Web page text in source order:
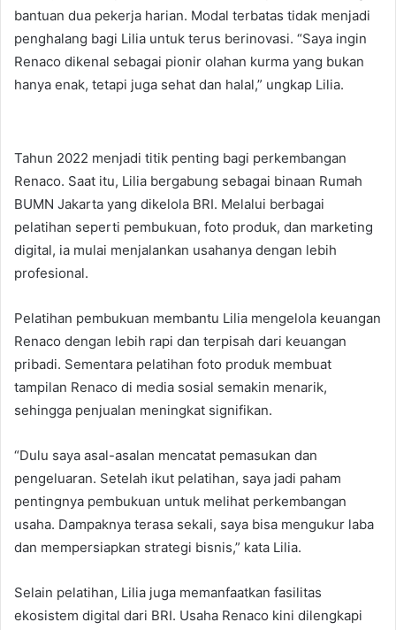
bantuan dua pekerja harian. Modal terbatas tidak menjadi
penghalang bagi Lilia untuk terus berinovasi. “Saya ingin
Renaco dikenal sebagai pionir olahan kurma yang bukan
hanya enak, tetapi juga sehat dan halal,” ungkap Lilia.
Tahun 2022 menjadi titik penting bagi perkembangan
Renaco. Saat itu, Lilia bergabung sebagai binaan Rumah
BUMN Jakarta yang dikelola BRI. Melalui berbagai
pelatihan seperti pembukuan, foto produk, dan marketing
digital, ia mulai menjalankan usahanya dengan lebih
profesional.
Pelatihan pembukuan membantu Lilia mengelola keuangan
Renaco dengan lebih rapi dan terpisah dari keuangan
pribadi. Sementara pelatihan foto produk membuat
tampilan Renaco di media sosial semakin menarik,
sehingga penjualan meningkat signifikan.
“Dulu saya asal-asalan mencatat pemasukan dan
pengeluaran. Setelah ikut pelatihan, saya jadi paham
pentingnya pembukuan untuk melihat perkembangan
usaha. Dampaknya terasa sekali, saya bisa mengukur laba
dan mempersiapkan strategi bisnis,” kata Lilia.
Selain pelatihan, Lilia juga memanfaatkan fasilitas
ekosistem digital dari BRI. Usaha Renaco kini dilengkapi